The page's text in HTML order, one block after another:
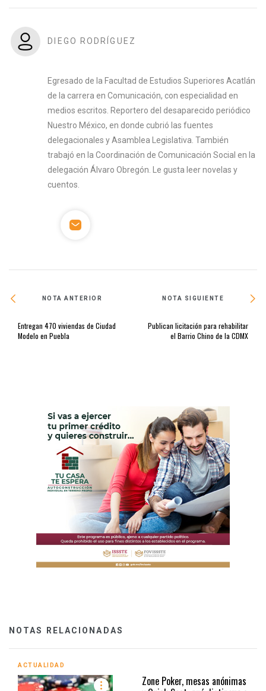
DIEGO RODRÍGUEZ
Egresado de la Facultad de Estudios Superiores Acatlán
de la carrera en Comunicación, con especialidad en
medios escritos. Reportero del desaparecido periódico
Nuestro México, en donde cubrió las fuentes
delegacionales y Asamblea Legislativa. También
trabajó en la Coordinación de Comunicación Social en la
delegación Álvaro Obregón. Le gusta leer novelas y
cuentos.
NOTA ANTERIOR
Entregan 470 viviendas de Ciudad
Modelo en Puebla
NOTA SIGUIENTE
Publican licitación para rehabilitar
el Barrio Chino de la CDMX
NOTAS RELACIONADAS
ACTUALIDAD
Zone Poker, mesas anónimas